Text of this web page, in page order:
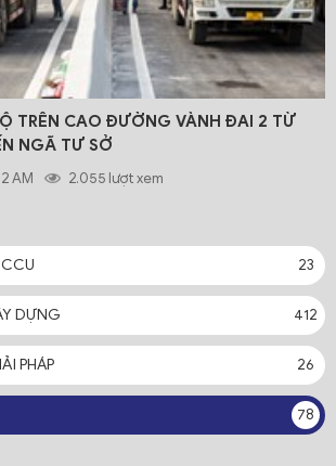
23
DỰNG 412
PHÁP 26
78
TRÊN CAO ĐƯỜNG VÀNH ĐAI 2 TỪ
NGÃ TƯ SỞ
AM 2.055 lượt xem